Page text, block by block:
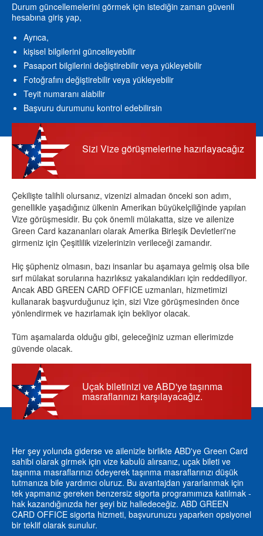
Durum güncellemelerini görmek için istediğin zaman güvenli
hesabına giriş yap,
Ayrıca,
kişisel bilgilerini güncelleyebilir
Pasaport bilgilerini değiştirebilir veya yükleyebilir
Fotoğrafını değiştirebilir veya yükleyebilir
Teyit numaranı alabilir
Başvuru durumunu kontrol edebilirsin
Sizi Vize görüşmelerine hazırlayacağız
Çekilişte talihli olursanız, vizenizi almadan önceki son adım,
genellikle yaşadığınız ülkenin Amerikan büyükelçiliğinde yapılan
Vize görüşmesidir. Bu çok önemli mülakatta, size ve ailenize
Green Card kazananları olarak Amerika Birleşik Devletleri'ne
girmeniz için Çeşitlilik vizelerinizin verileceği zamandır.
Hiç şüpheniz olmasın, bazı insanlar bu aşamaya gelmiş olsa bile
sırf mülakat sorularına hazırlıksız yakalandıkları için reddediliyor.
Ancak ABD GREEN CARD OFFICE uzmanları, hizmetimizi
kullanarak başvurduğunuz için, sizi Vize görüşmesinden önce
yönlendirmek ve hazırlamak için bekliyor olacak.
Tüm aşamalarda olduğu gibi, geleceğiniz uzman ellerimizde
güvende olacak.
Uçak biletinizi ve ABD'ye taşınma
masraflarınızı karşılayacağız.
Her şey yolunda giderse ve ailenizle birlikte ABD'ye Green Card
sahibi olarak girmek için vize kabulü alırsanız, uçak bileti ve
taşınma masraflarınızı ödeyerek taşınma masraflarınızı düşük
tutmanıza bile yardımcı oluruz. Bu avantajdan yararlanmak için
tek yapmanız gereken benzersiz sigorta programımıza katılmak -
hak kazandığınızda her şeyi biz halledeceğiz. ABD GREEN
CARD OFFICE sigorta hizmeti, başvurunuzu yaparken opsiyonel
bir teklif olarak sunulur.